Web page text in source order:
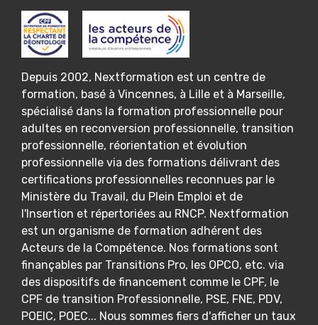
Depuis 2002, Nextformation est un centre de
formation, basé à Vincennes, à Lille et à Marseille,
spécialisé dans la formation professionnelle pour
adultes en reconversion professionnelle, transition
professionnelle, réorientation et évolution
professionnelle via des formations délivrant des
certifications professionnelles reconnues par le
Ministère du Travail, du Plein Emploi et de
l'Insertion et répertoriées au RNCP. Nextformation
est un organisme de formation adhérent des
Acteurs de la Compétence. Nos formations sont
finançables par Transitions Pro, les OPCO, etc. via
des dispositifs de financement comme le CPF, le
CPF de transition Professionnelle, PSE, FNE, PDV,
POEIC, POEC... Nous sommes fiers d'afficher un taux